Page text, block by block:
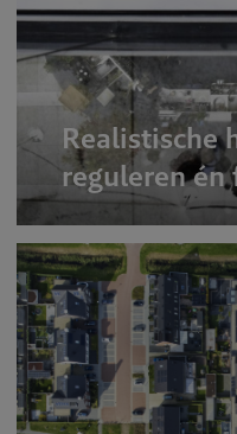
Realistische
reguleren